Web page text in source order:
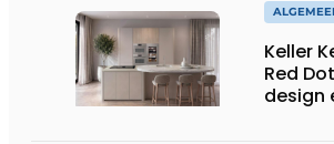
Keller
Red
design